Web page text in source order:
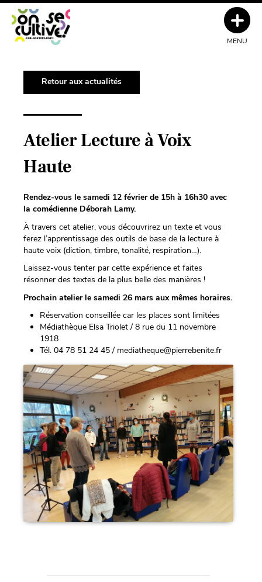
Retour aux actualités
Atelier Lecture à Voix
Haute
Rendez-vous le samedi 12 février de 15h à 16h30 avec
la comédienne Déborah Lamy.
À travers cet atelier, vous découvrirez un texte et vous
ferez l’apprentissage des outils de base de la lecture à
haute voix (diction, timbre, tonalité, respiration…).
Laissez-vous tenter par cette expérience et faites
résonner des textes de la plus belle des manières !
Prochain atelier le samedi 26 mars aux mêmes horaires.
Réservation conseillée car les places sont limitées
Médiathèque Elsa Triolet / 8 rue du 11 novembre
1918
Tél. 04 78 51 24 45 / mediatheque@pierrebenite.fr
MENU